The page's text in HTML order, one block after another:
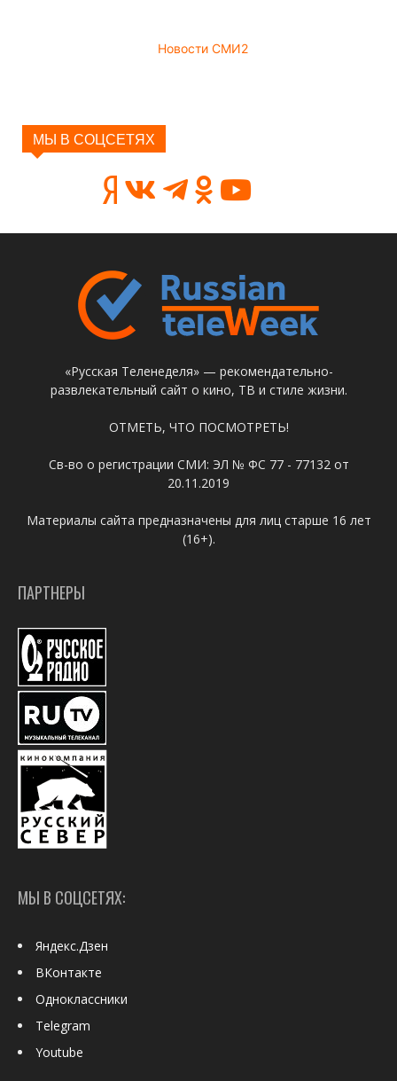
Новости СМИ2
МЫ В СОЦСЕТЯХ
«Русская Теленеделя» — рекомендательно-
развлекательный сайт о кино, ТВ и стиле жизни.
ОТМЕТЬ, ЧТО ПОСМОТРЕТЬ!
Св-во о регистрации СМИ: ЭЛ № ФС 77 - 77132 от
20.11.2019
Материалы сайта предназначены для лиц старше 16 лет
(16+).
ПАРТНЕРЫ
МЫ В СОЦСЕТЯХ:
Яндекс.Дзен
ВКонтакте
Одноклассники
Telegram
Youtube